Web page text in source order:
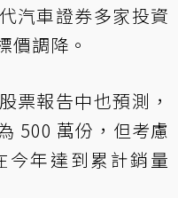
汽車證券多家投資
價調降。
票報告中也預測，
500 萬份，但考慮
今年達到累計銷量